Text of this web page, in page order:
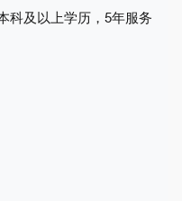
科及以上学历， 5年服务